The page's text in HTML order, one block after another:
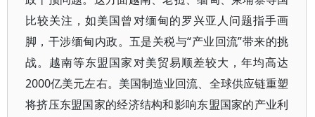
比较关注，如美国曾对缅甸的罗兴亚人问题指手画
脚，干涉缅甸内政。五是关税与“产业回流”带来的挑
战。越南等东盟国家对美贸易顺差较大，年均高达
2000亿美元左右。美国制造业回流、全球供应链重塑
将挤压东盟国家的经济结构和影响东盟国家的产业利